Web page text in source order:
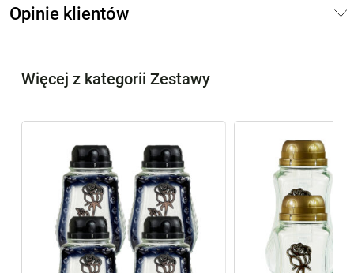
Opinie klientów
Więcej z kategorii Zestawy